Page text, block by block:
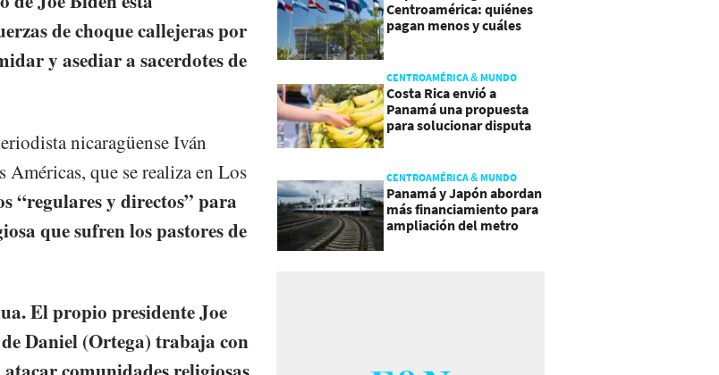
de choque callejeras por
y asediar a sacerdotes de
nicaragüense Iván
que se realiza en Los
“regulares y directos” para
que sufren los pastores de
El propio presidente Joe
Daniel (Ortega) trabaja con
Centroamérica: quiénes
pagan menos y cuáles
CENTROAMÉRICA & MUNDO
Costa Rica envió a
Panamá una propuesta
para solucionar disputa
CENTROAMÉRICA & MUNDO
Panamá y Japón abordan
más financiamiento para
ampliación del metro